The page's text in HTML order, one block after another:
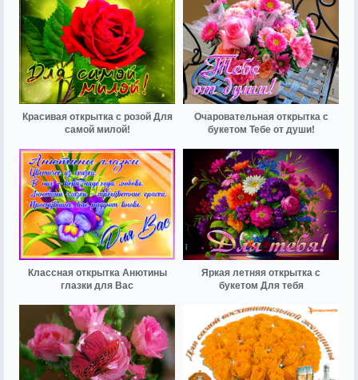
Красивая открытка с розой Для
самой милой!
Очаровательная открытка с
букетом Тебе от души!
Классная открытка Анютины
глазки для Вас
Яркая летняя открытка с
букетом Для тебя